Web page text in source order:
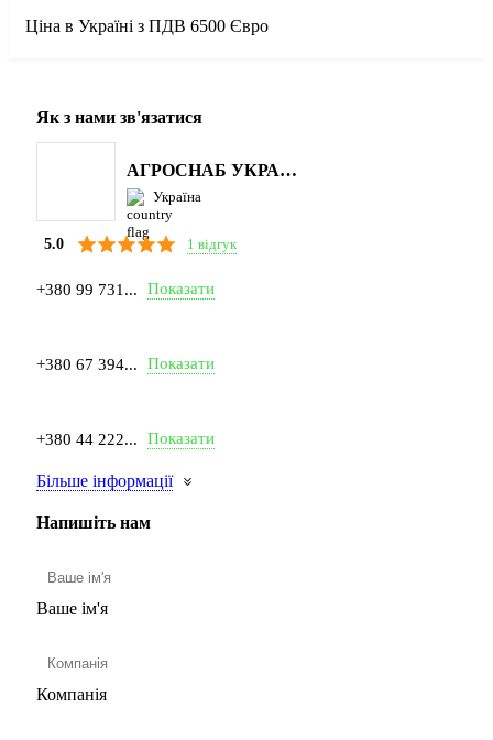
Ціна в Україні з ПДВ 6500 Євро
Як з нами зв'язатися
АГРОСНАБ УКРАЇНА
Україна
5.0 1 відгук
+380 99 731... Показати
+380 67 394... Показати
+380 44 222... Показати
Більше інформації
Напишіть нам
Ваше ім'я
Компанія